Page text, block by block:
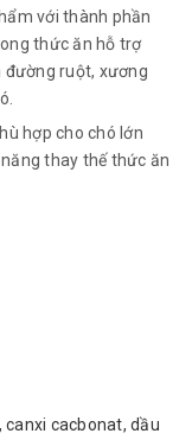
với thành phần
thức ăn hỗ trợ
đường ruột, xương
hợp cho chó lớn
thay thế thức ăn
cacbonat, dầu